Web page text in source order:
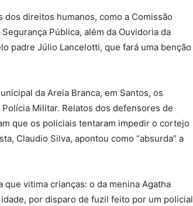
direitos humanos, como a Comissão
Pública, além da Ouvidoria da
padre Júlio Lancelotti, que fará uma benção
da Areia Branca, em Santos, os
Militar. Relatos dos defensores de
que os policiais tentaram impedir o cortejo
Claudio Silva, apontou como “absurda” a
vitima crianças: o da menina Agatha
por disparo de fuzil feito por um policial